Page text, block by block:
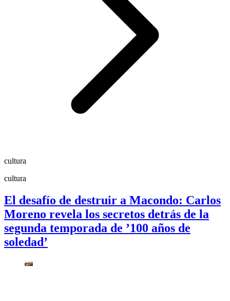
cultura
cultura
El desafío de destruir a Macondo: Carlos
Moreno revela los secretos detrás de la
segunda temporada de ’100 años de
soledad’